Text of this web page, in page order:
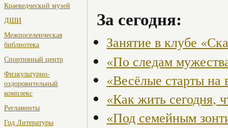
Краеведческий музей
ДШИ
Межпоселенческая
библиотека
Спортивный центр
Физкультурно-
оздоровительный
комплекс
Регламенты
Год Литературы
За сегодня:
Занятие в клубе
«По следам
«Весёлые старты на
«Как жить сегодня,
«Под семейным